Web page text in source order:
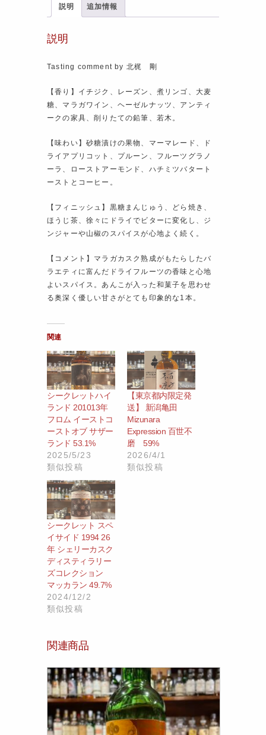
説明 追加情報
説明
Tasting comment by 北梶 剛
【香り】イチジク、レーズン、煮リンゴ、大麦
糖、マラガワイン、ヘーゼルナッツ、アンティ
ークの家具、削りたての鉛筆、若木。
【味わい】砂糖漬けの果物、マーマレード、ド
ライアプリコット、プルーン、フルーツグラノ
ーラ、ローストアーモンド、ハチミツバタート
ーストとコーヒー。
【フィニッシュ】黒糖まんじゅう、どら焼き、
ほうじ茶、徐々にドライでビターに変化し、ジ
ンジャーや山椒のスパイスが心地よく続く。
【コメント】マラガカスク熟成がもたらしたバ
ラエティに富んだドライフルーツの香味と心地
よいスパイス。あんこが入った和菓子を思わせ
る奥深く優しい甘さがとても印象的な1本。
関連
シークレットハイ
ランド 201013年
フロム イーストコ
ーストオブ サザー
ランド 53.1%
2025/5/23
類似投稿
【東京都内限定発
送】 新潟亀田
Mizunara
Expression 百世不
磨 59%
2026/4/1
類似投稿
シークレット スペ
イサイド 1994 26
年 シェリーカスク
ディスティラリー
ズコレクション
マッカラン 49.7%
2024/12/2
類似投稿
関連商品